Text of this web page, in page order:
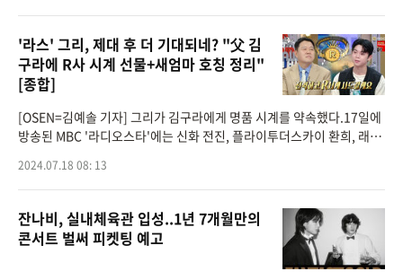
'라스' 그리, 제대 후 더 기대되네? "父 김
구라에 R사 시계 선물+새엄마 호칭 정리"
[종합]
[OSEN=김예솔 기자] 그리가 김구라에게 명품 시계를 약속했다.17일에
방송된 MBC '라디오스타'에는 신화 전진, 플라이투더스카이 환희, 래퍼
식을 전하며 제
2024.07.18 08: 13
잔나비, 실내체육관 입성..1년 7개월만의
콘서트 벌써 피켓팅 예고